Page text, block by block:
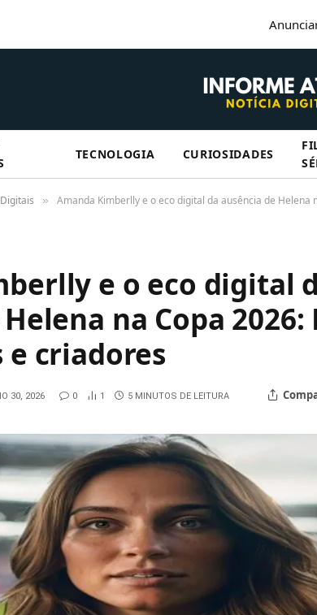
TECNOLOGIA CURIOSIDADES
» Amanda Kimberlly e o eco digital da ausência de Helena
e o eco digital
na Copa 2026:
e criadores
30, 2026 0 1 5 MINUTOS DE LEITURA